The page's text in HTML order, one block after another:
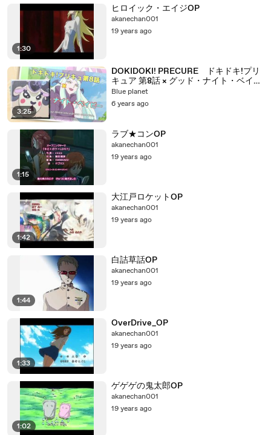
1:30
ヒロイック・エイジOP
akanechan001
19 years ago
3:25
DOKIDOKI! PRECURE ドキドキ!プリ
キュア 第8話 × グッド・ナイト・ベイビ
ー HD
Blue planet
6 years ago
1:15
ラブ★コンOP
akanechan001
19 years ago
1:42
大江戸ロケットOP
akanechan001
19 years ago
1:44
白詰草話OP
akanechan001
19 years ago
1:33
OverDrive_OP
akanechan001
19 years ago
1:02
ゲゲゲの鬼太郎OP
akanechan001
19 years ago